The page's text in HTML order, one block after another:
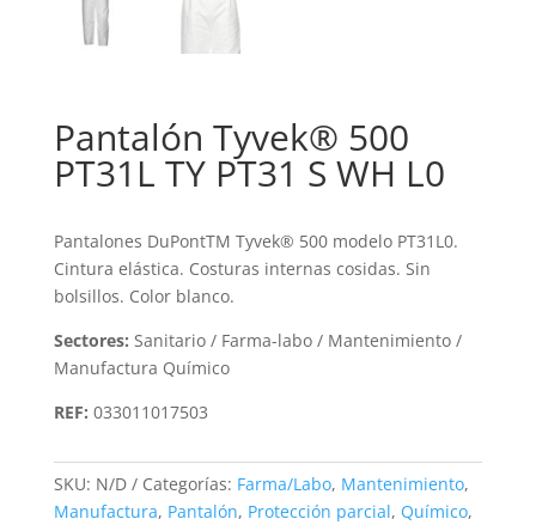
Pantalón Tyvek® 500
PT31L TY PT31 S WH L0
Pantalones DuPontTM Tyvek® 500 modelo PT31L0.
Cintura elástica. Costuras internas cosidas. Sin
bolsillos. Color blanco.
Sectores: Sanitario / Farma-labo / Mantenimiento /
Manufactura Químico
REF: 033011017503
SKU: N/D Categorías: Farma/Labo, Mantenimiento,
Manufactura, Pantalón, Protección parcial, Químico,